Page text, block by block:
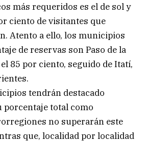
más requeridos es el de sol y
ciento de visitantes que
Atento a ello, los municipios
de reservas son Paso de la
85 por ciento, seguido de Itatí,
tendrán destacado
porcentaje total como
no superarán este
que, localidad por localidad